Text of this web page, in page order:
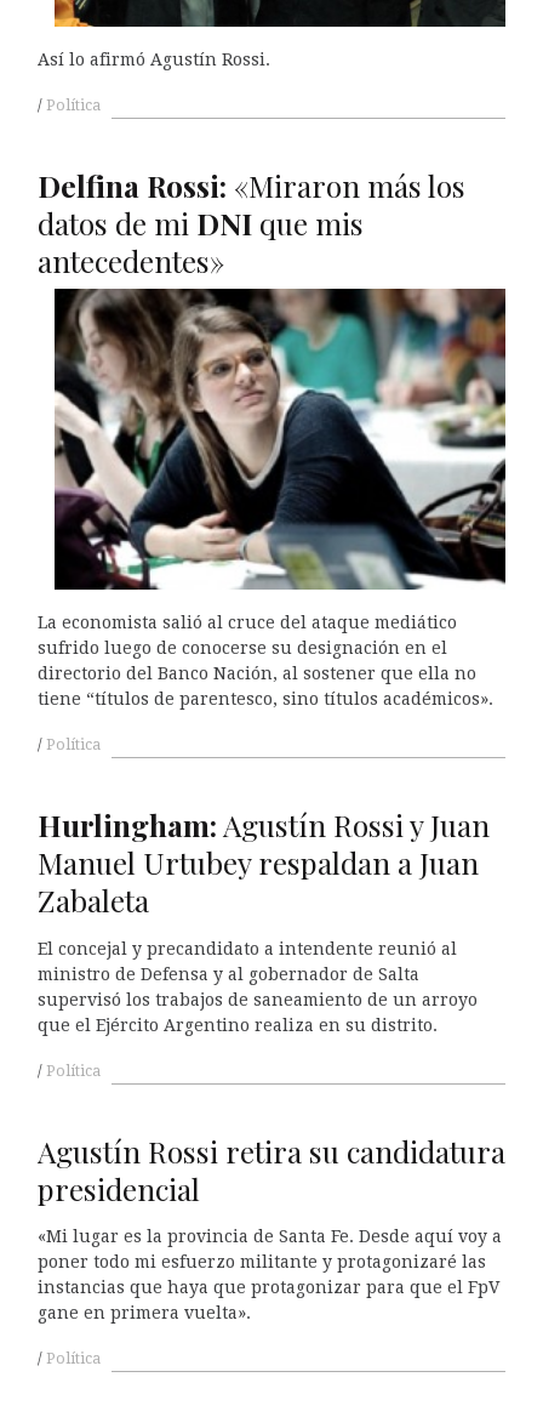
Así lo afirmó Agustín Rossi.
Política
Delfina Rossi: «Miraron más los
datos de mi DNIque mis
antecedentes»
La economista salió al cruce del ataque mediático
sufrido luego de conocerse su designación en el
directorio del Banco Nación, al sostener que ella no
tiene “títulos de parentesco, sino títulos académicos».
Política
Hurlingham: Agustín Rossi y Juan
Manuel Urtubey respaldan a Juan
Zabaleta
El concejal y precandidato a intendente reunió al
ministro de Defensa y al gobernador de Salta
supervisó los trabajos de saneamiento de un arroyo
que el Ejército Argentino realiza en su distrito.
Política
Agustín Rossi retira su candidatura
presidencial
«Mi lugar es la provincia de Santa Fe. Desde aquí voy a
poner todo mi esfuerzo militante y protagonizaré las
instancias que haya que protagonizar para que el FpV
gane en primera vuelta».
Política